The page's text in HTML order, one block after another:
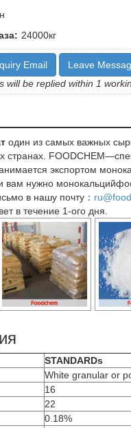
24000кг
Email
Leave
will be replied within 1
один из самых важных
странах.
экспортом
вам нужно
в нашу почту：
в течение 1-ого дня.
STANDARDs
White granular or
16
22
0.18%